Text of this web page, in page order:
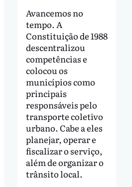
Avancemos no
tempo. A
Constituição de 1988
descentralizou
competências e
colocou os
municípios como
principais
responsáveis pelo
transporte coletivo
urbano. Cabe a eles
planejar, operar e
fiscalizar o serviço,
além de organizar o
trânsito local.